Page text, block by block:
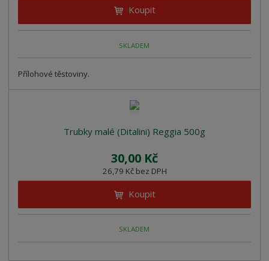
Koupit
SKLADEM
Přílohové těstoviny.
Trubky malé (Ditalini) Reggia 500g
30,00 Kč
26,79 Kč bez DPH
Koupit
SKLADEM